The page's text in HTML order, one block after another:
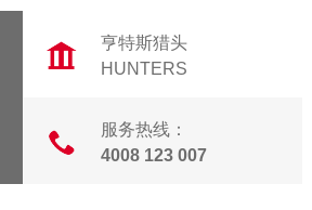
亨特斯猎头
HUNTERS
服务热线：
4008 123 007